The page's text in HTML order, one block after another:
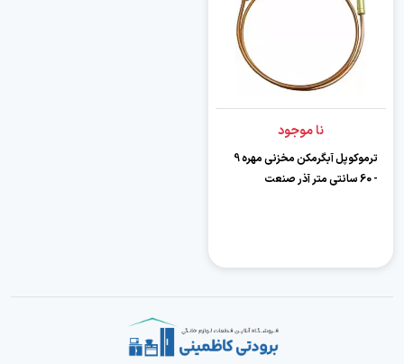
نا موجود
ترموکوپل آبگرمکن مخزنی مهره 9
- 60 سانتی متر آذر صنعت